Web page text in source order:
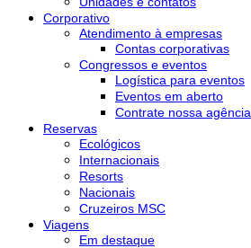
Corporativo
Atendimento à empresas
Contas corporativas
Congressos e eventos
Logística para eventos
Eventos em aberto
Contrate nossa agência
Reservas
Ecológicos
Internacionais
Resorts
Nacionais
Cruzeiros MSC
Viagens
Em destaque